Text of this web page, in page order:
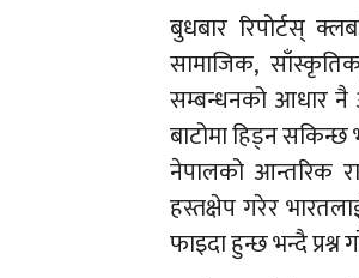
बुधबार रिपोर्टस्
सामाजिक,
सम्बन्धनको आधार नै
बाटोमा हिड्न सकिन्छ
नेपालको आन्तरिक
हस्तक्षेप गरेर
फाइदा हुन्छ भन्दै प्रश्न